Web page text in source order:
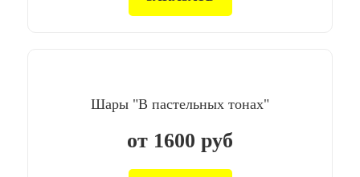
Шары "В пастельных тонах"
от 1600 руб